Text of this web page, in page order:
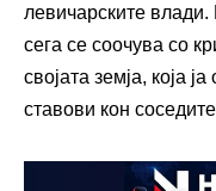
левичарските
сега се соочува со
својата земја, која
ставови кон